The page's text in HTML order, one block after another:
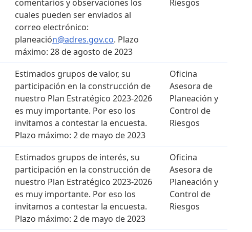
comentarios y observaciones los
cuales pueden ser enviados al
correo electrónico:
planeación@adres.gov.co. Plazo
máximo: 28 de agosto de 2023
Riesgos
Estimados grupos de valor, su
participación en la construcción de
nuestro Plan Estratégico 2023-2026
es muy importante. Por eso los
invitamos a contestar la encuesta.
Plazo máximo: 2 de mayo de 2023
Oficina
Asesora de
Planeación y
Control de
Riesgos
Estimados grupos de interés, su
participación en la construcción de
nuestro Plan Estratégico 2023-2026
es muy importante. Por eso los
invitamos a contestar la encuesta.
Plazo máximo: 2 de mayo de 2023
Oficina
Asesora de
Planeación y
Control de
Riesgos